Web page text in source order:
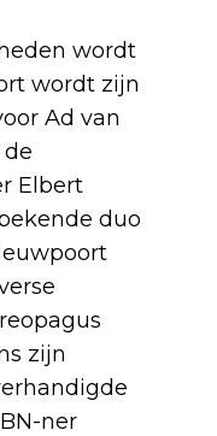
wordt
wordt zijn
Ad van
Elbert
duo
zijn
ner